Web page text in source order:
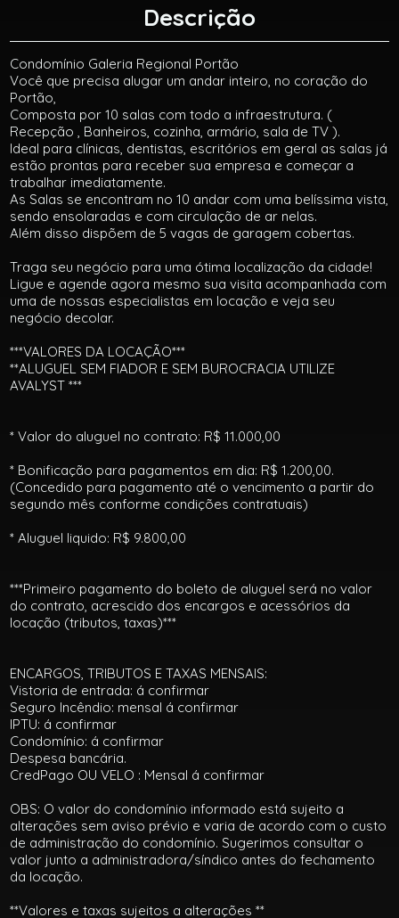
Descrição
Condomínio Galeria Regional Portão
Você que precisa alugar um andar inteiro, no coração do
Portão,
Composta por 10 salas com todo a infraestrutura. (
Recepção , Banheiros, cozinha, armário, sala de TV ).
Ideal para clínicas, dentistas, escritórios em geral as salas já
estão prontas para receber sua empresa e começar a
trabalhar imediatamente.
As Salas se encontram no 10 andar com uma belíssima vista,
sendo ensolaradas e com circulação de ar nelas.
Além disso dispõem de 5 vagas de garagem cobertas.
Traga seu negócio para uma ótima localização da cidade!
Ligue e agende agora mesmo sua visita acompanhada com
uma de nossas especialistas em locação e veja seu
negócio decolar.
***VALORES DA LOCAÇÃO***
**ALUGUEL SEM FIADOR E SEM BUROCRACIA UTILIZE
AVALYST ***
* Valor do aluguel no contrato: R$ 11.000,00
* Bonificação para pagamentos em dia: R$ 1.200,00.
(Concedido para pagamento até o vencimento a partir do
segundo mês conforme condições contratuais)
* Aluguel liquido: R$ 9.800,00
***Primeiro pagamento do boleto de aluguel será no valor
do contrato, acrescido dos encargos e acessórios da
locação (tributos, taxas)***
ENCARGOS, TRIBUTOS E TAXAS MENSAIS:
Vistoria de entrada: á confirmar
Seguro Incêndio: mensal á confirmar
IPTU: á confirmar
Condomínio: á confirmar
Despesa bancária.
CredPago OU VELO : Mensal á confirmar
OBS: O valor do condomínio informado está sujeito a
alterações sem aviso prévio e varia de acordo com o custo
de administração do condomínio. Sugerimos consultar o
valor junto a administradora/síndico antes do fechamento
da locação.
**Valores e taxas sujeitos a alterações **